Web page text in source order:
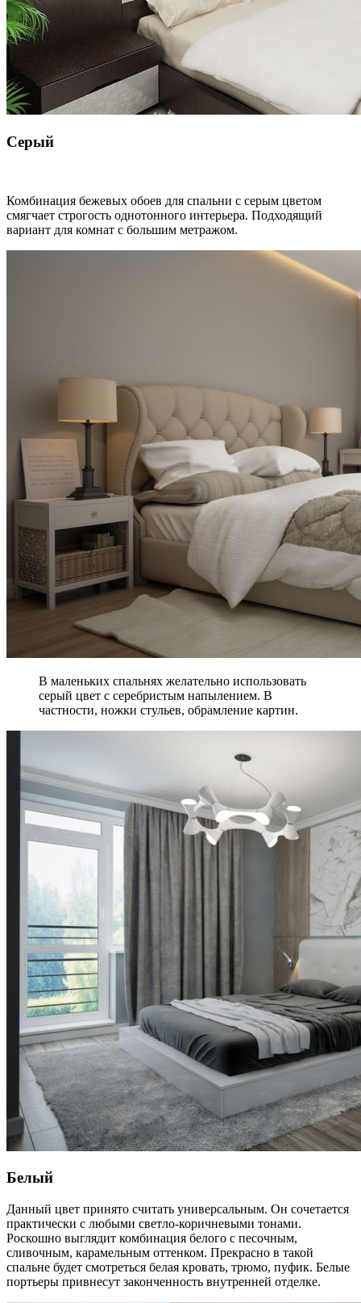
Серый
Комбинация бежевых обоев для спальни с серым цветом
смягчает строгость однотонного интерьера. Подходящий
вариант для комнат с большим метражом.
В маленьких спальнях желательно использовать
серый цвет с серебристым напылением. В
частности, ножки стульев, обрамление картин.
Белый
Данный цвет принято считать универсальным. Он сочетается
практически с любыми светло-коричневыми тонами.
Роскошно выглядит комбинация белого с песочным,
сливочным, карамельным оттенком. Прекрасно в такой
спальне будет смотреться белая кровать, трюмо, пуфик. Белые
портьеры привнесут законченность внутренней отделке.